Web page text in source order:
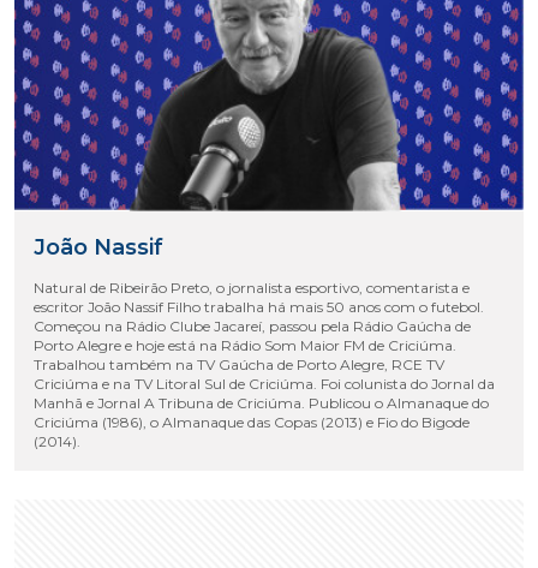
João Nassif
Natural de Ribeirão Preto, o jornalista esportivo, comentarista e
escritor João Nassif Filho trabalha há mais 50 anos com o futebol.
Começou na Rádio Clube Jacareí, passou pela Rádio Gaúcha de
Porto Alegre e hoje está na Rádio Som Maior FM de Criciúma.
Trabalhou também na TV Gaúcha de Porto Alegre, RCE TV
Criciúma e na TV Litoral Sul de Criciúma. Foi colunista do Jornal da
Manhã e Jornal A Tribuna de Criciúma. Publicou o Almanaque do
Criciúma (1986), o Almanaque das Copas (2013) e Fio do Bigode
(2014).